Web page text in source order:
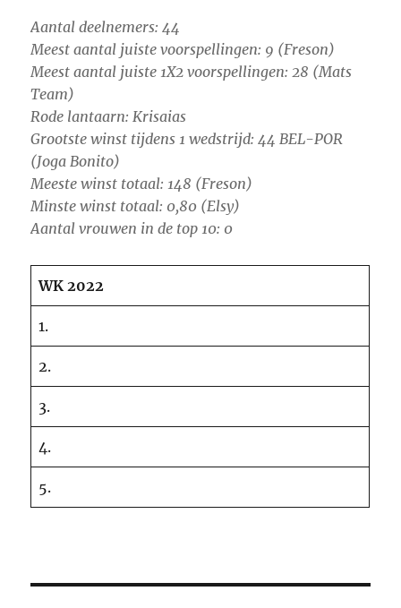
Aantal deelnemers: 44
Meest aantal juiste voorspellingen: 9 (Freson)
Meest aantal juiste 1X2 voorspellingen: 28 (Mats
Team)
Rode lantaarn: Krisaias
Grootste winst tijdens 1 wedstrijd: 44 BEL-POR
(Joga Bonito)
Meeste winst totaal: 148 (Freson)
Minste winst totaal: 0,80 (Elsy)
Aantal vrouwen in de top 10: 0
WK 2022
1.
2.
3.
4.
5.